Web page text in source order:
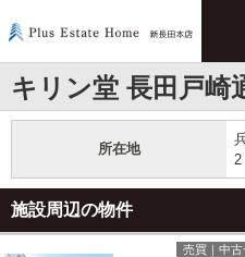
キリン堂 長田戸崎
所在地
2
施設周辺の物件
売買｜中古